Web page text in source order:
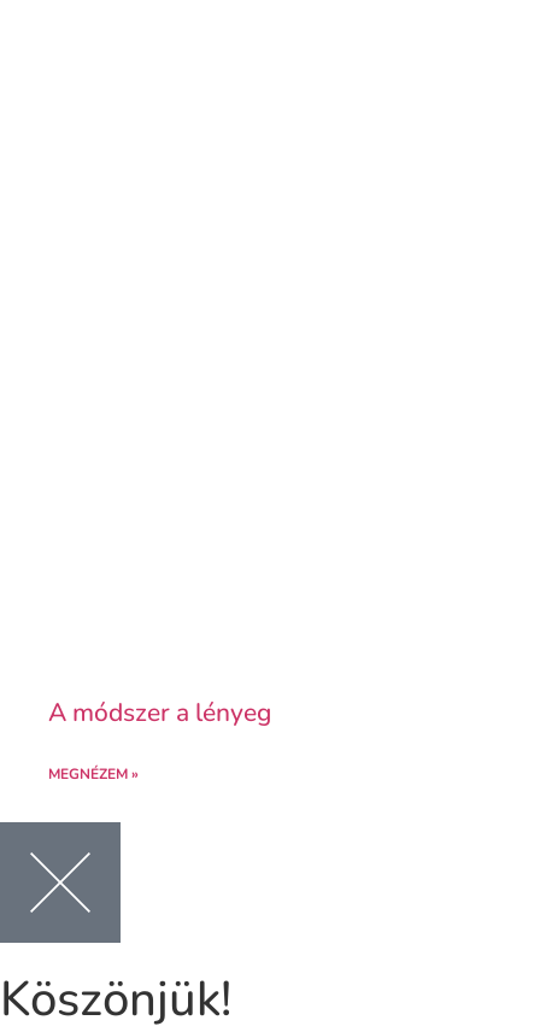
A módszer a lényeg
MEGNÉZEM »
Köszönjük!